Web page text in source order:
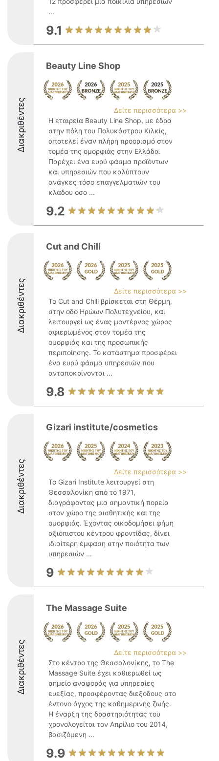
...
9.1
Διακριθέντες
Beauty Line Shop
Δείτε περισσότερα >>
Η εταιρεία Beauty Line Shop, με έδρα
στην πόλη του Πολυκάστρου Κιλκίς,
αποτελεί έναν πλήρη προορισμό στον
τομέα της ομορφιάς στην Ελλάδα.
Παρέχει ένα ευρύ φάσμα προϊόντων
και υπηρεσιών που καλύπτουν
ανάγκες τόσο επαγγελματιών του
κλάδου όσο ...
9.2
Διακριθέντες
Cut and Chill
Δείτε περισσότερα >>
Το Cut and Chill βρίσκεται στη Θέρμη,
στην οδό Ηρώων Πολυτεχνείου, και
λειτουργεί ως ένας μοντέρνος χώρος
αφιερωμένος στον τομέα της
ομορφιάς και της προσωπικής
περιποίησης. Το κατάστημα προσφέρει
ένα ευρύ φάσμα υπηρεσιών που
ανταποκρίνονται ...
9.8
Διακριθέντες
Gizari institute/cosmetics
Δείτε περισσότερα >>
Το Gizari Institute λειτουργεί στη
Θεσσαλονίκη από το 1971,
διαγράφοντας μια σημαντική πορεία
στον χώρο της αισθητικής και της
ομορφιάς. Έχοντας οικοδομήσει φήμη
αξιόπιστου κέντρου φροντίδας, δίνει
ιδιαίτερη έμφαση στην ποιότητα των
υπηρεσιών ...
9
Διακριθέντες
The Massage Suite
Δείτε περισσότερα >>
Στο κέντρο της Θεσσαλονίκης, το The
Massage Suite έχει καθιερωθεί ως
σημείο αναφοράς για υπηρεσίες
ευεξίας, προσφέροντας διεξόδους στο
έντονο άγχος της καθημερινής ζωής.
Η έναρξη της δραστηριότητάς του
χρονολογείται τον Απρίλιο του 2014,
βασιζόμενη ...
9.9